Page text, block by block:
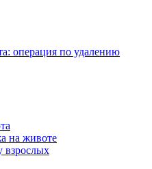
операция по удалению
на животе
взрослых